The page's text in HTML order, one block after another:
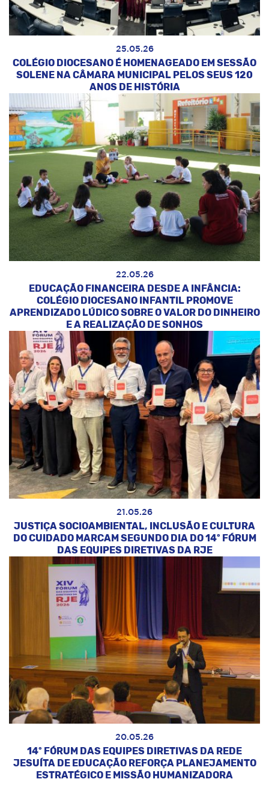
25.05.26
COLÉGIO DIOCESANO É HOMENAGEADO EM SESSÃO
SOLENE NA CÂMARA MUNICIPAL PELOS SEUS 120
ANOS DE HISTÓRIA
22.05.26
EDUCAÇÃO FINANCEIRA DESDE A INFÂNCIA:
COLÉGIO DIOCESANO INFANTIL PROMOVE
APRENDIZADO LÚDICO SOBRE O VALOR DO DINHEIRO
E A REALIZAÇÃO DE SONHOS
21.05.26
JUSTIÇA SOCIOAMBIENTAL, INCLUSÃO E CULTURA
DO CUIDADO MARCAM SEGUNDO DIA DO 14º FÓRUM
DAS EQUIPES DIRETIVAS DA RJE
20.05.26
14º FÓRUM DAS EQUIPES DIRETIVAS DA REDE
JESUÍTA DE EDUCAÇÃO REFORÇA PLANEJAMENTO
ESTRATÉGICO E MISSÃO HUMANIZADORA